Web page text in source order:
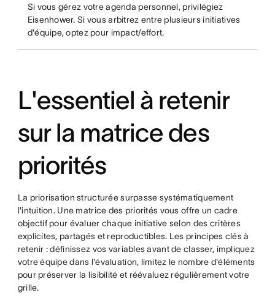
Si vous gérez votre agenda personnel, privilégiez
Eisenhower. Si vous arbitrez entre plusieurs initiatives
d'équipe, optez pour impact/effort.
L'essentiel à retenir
sur la matrice des
priorités
La priorisation structurée surpasse systématiquement
l'intuition. Une matrice des priorités vous offre un cadre
objectif pour évaluer chaque initiative selon des critères
explicites, partagés et reproductibles. Les principes clés à
retenir : définissez vos variables avant de classer, impliquez
votre équipe dans l'évaluation, limitez le nombre d'éléments
pour préserver la lisibilité et réévaluez régulièrement votre
grille.